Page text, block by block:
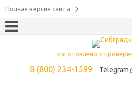
Полная версия сайта
изготовлено и
8 (800) 234-1599 Telegram